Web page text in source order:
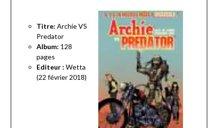
Titre: Archie VS
Predator
Album: 128
pages
Editeur : Wetta
(22 février 2018)